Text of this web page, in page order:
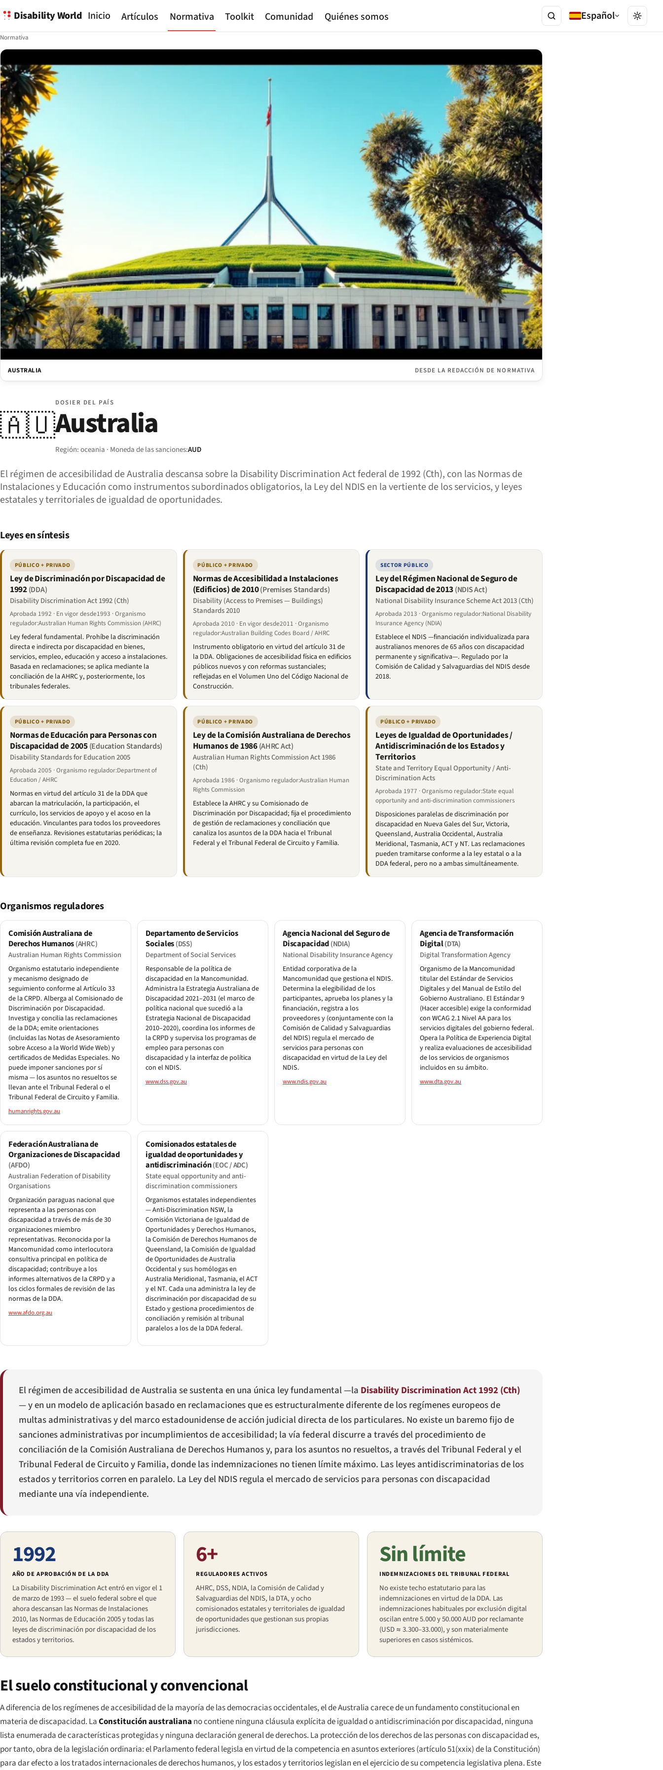
Disability World Inicio Artículos Normativa Toolkit Comunidad Quiénes somos Español
Normativa
AUSTRALIA DESDE LA REDACCIÓN DE NORMATIVA
🇦🇺
DOSIER DEL PAÍS
Australia
Región: oceania · Moneda de las sanciones:AUD
El régimen de accesibilidad de Australia descansa sobre la Disability Discrimination Act federal de 1992 (Cth), con las Normas de
Instalaciones y Educación como instrumentos subordinados obligatorios, la Ley del NDIS en la vertiente de los servicios, y leyes
estatales y territoriales de igualdad de oportunidades.
Leyes en síntesis
PÚBLICO + PRIVADO
Ley de Discriminación por Discapacidad de
1992(DDA)
Disability Discrimination Act 1992 (Cth)
Aprobada 1992 · En vigor desde1993 · Organismo
regulador:Australian Human Rights Commission (AHRC)
Ley federal fundamental. Prohíbe la discriminación
directa e indirecta por discapacidad en bienes,
servicios, empleo, educación y acceso a instalaciones.
Basada en reclamaciones; se aplica mediante la
conciliación de la AHRC y, posteriormente, los
tribunales federales.
PÚBLICO + PRIVADO
Normas de Accesibilidad a Instalaciones
(Edificios) de 2010(Premises Standards)
Disability (Access to Premises — Buildings)
Standards 2010
Aprobada 2010 · En vigor desde2011 · Organismo
regulador:Australian Building Codes Board / AHRC
Instrumento obligatorio en virtud del artículo 31 de
la DDA. Obligaciones de accesibilidad física en edificios
públicos nuevos y con reformas sustanciales;
reflejadas en el Volumen Uno del Código Nacional de
Construcción.
SECTOR PÚBLICO
Ley del Régimen Nacional de Seguro de
Discapacidad de 2013(NDIS Act)
National Disability Insurance Scheme Act 2013 (Cth)
Aprobada 2013 · Organismo regulador:National Disability
Insurance Agency (NDIA)
Establece el NDIS —financiación individualizada para
australianos menores de 65 años con discapacidad
permanente y significativa—. Regulado por la
Comisión de Calidad y Salvaguardias del NDIS desde
2018.
PÚBLICO + PRIVADO
Normas de Educación para Personas con
Discapacidad de 2005(Education Standards)
Disability Standards for Education 2005
Aprobada 2005 · Organismo regulador:Department of
Education / AHRC
Normas en virtud del artículo 31 de la DDA que
abarcan la matriculación, la participación, el
currículo, los servicios de apoyo y el acoso en la
educación. Vinculantes para todos los proveedores
de enseñanza. Revisiones estatutarias periódicas; la
última revisión completa fue en 2020.
PÚBLICO + PRIVADO
Ley de la Comisión Australiana de Derechos
Humanos de 1986(AHRC Act)
Australian Human Rights Commission Act 1986
(Cth)
Aprobada 1986 · Organismo regulador:Australian Human
Rights Commission
Establece la AHRC y su Comisionado de
Discriminación por Discapacidad; fija el procedimiento
de gestión de reclamaciones y conciliación que
canaliza los asuntos de la DDA hacia el Tribunal
Federal y el Tribunal Federal de Circuito y Familia.
PÚBLICO + PRIVADO
Leyes de Igualdad de Oportunidades /
Antidiscriminación de los Estados y
Territorios
State and Territory Equal Opportunity / Anti-
Discrimination Acts
Aprobada 1977 · Organismo regulador:State equal
opportunity and anti-discrimination commissioners
Disposiciones paralelas de discriminación por
discapacidad en Nueva Gales del Sur, Victoria,
Queensland, Australia Occidental, Australia
Meridional, Tasmania, ACT y NT. Las reclamaciones
pueden tramitarse conforme a la ley estatal o a la
DDA federal, pero no a ambas simultáneamente.
Organismos reguladores
Comisión Australiana de
Derechos Humanos(AHRC)
Australian Human Rights Commission
Organismo estatutario independiente
y mecanismo designado de
seguimiento conforme al Artículo 33
de la CRPD. Alberga al Comisionado de
Discriminación por Discapacidad.
Investiga y concilia las reclamaciones
de la DDA; emite orientaciones
(incluidas las Notas de Asesoramiento
sobre Acceso a la World Wide Web) y
certificados de Medidas Especiales. No
puede imponer sanciones por sí
misma — los asuntos no resueltos se
llevan ante el Tribunal Federal o el
Tribunal Federal de Circuito y Familia.
humanrights.gov.au
Departamento de Servicios
Sociales(DSS)
Department of Social Services
Responsable de la política de
discapacidad en la Mancomunidad.
Administra la Estrategia Australiana de
Discapacidad 2021–2031 (el marco de
política nacional que sucedió a la
Estrategia Nacional de Discapacidad
2010–2020), coordina los informes de
la CRPD y supervisa los programas de
empleo para personas con
discapacidad y la interfaz de política
con el NDIS.
www.dss.gov.au
Agencia Nacional del Seguro de
Discapacidad(NDIA)
National Disability Insurance Agency
Entidad corporativa de la
Mancomunidad que gestiona el NDIS.
Determina la elegibilidad de los
participantes, aprueba los planes y la
financiación, registra a los
proveedores y (conjuntamente con la
Comisión de Calidad y Salvaguardias
del NDIS) regula el mercado de
servicios para personas con
discapacidad en virtud de la Ley del
NDIS.
www.ndis.gov.au
Agencia de Transformación
Digital(DTA)
Digital Transformation Agency
Organismo de la Mancomunidad
titular del Estándar de Servicios
Digitales y del Manual de Estilo del
Gobierno Australiano. El Estándar 9
(Hacer accesible) exige la conformidad
con WCAG 2.1 Nivel AA para los
servicios digitales del gobierno federal.
Opera la Política de Experiencia Digital
y realiza evaluaciones de accesibilidad
de los servicios de organismos
incluidos en su ámbito.
www.dta.gov.au
Federación Australiana de
Organizaciones de Discapacidad
(AFDO)
Australian Federation of Disability
Organisations
Organización paraguas nacional que
representa a las personas con
discapacidad a través de más de 30
organizaciones miembro
representativas. Reconocida por la
Mancomunidad como interlocutora
consultiva principal en política de
discapacidad; contribuye a los
informes alternativos de la CRPD y a
los ciclos formales de revisión de las
normas de la DDA.
www.afdo.org.au
Comisionados estatales de
igualdad de oportunidades y
antidiscriminación(EOC / ADC)
State equal opportunity and anti-
discrimination commissioners
Organismos estatales independientes
— Anti-Discrimination NSW, la
Comisión Victoriana de Igualdad de
Oportunidades y Derechos Humanos,
la Comisión de Derechos Humanos de
Queensland, la Comisión de Igualdad
de Oportunidades de Australia
Occidental y sus homólogas en
Australia Meridional, Tasmania, el ACT
y el NT. Cada una administra la ley de
discriminación por discapacidad de su
Estado y gestiona procedimientos de
conciliación y remisión al tribunal
paralelos a los de la DDA federal.
El régimen de accesibilidad de Australia se sustenta en una única ley fundamental —la Disability Discrimination Act 1992 (Cth)
— y en un modelo de aplicación basado en reclamaciones que es estructuralmente diferente de los regímenes europeos de
multas administrativas y del marco estadounidense de acción judicial directa de los particulares. No existe un baremo fijo de
sanciones administrativas por incumplimientos de accesibilidad; la vía federal discurre a través del procedimiento de
conciliación de la Comisión Australiana de Derechos Humanos y, para los asuntos no resueltos, a través del Tribunal Federal y el
Tribunal Federal de Circuito y Familia, donde las indemnizaciones no tienen límite máximo. Las leyes antidiscriminatorias de los
estados y territorios corren en paralelo. La Ley del NDIS regula el mercado de servicios para personas con discapacidad
mediante una vía independiente.
1992
AÑO DE APROBACIÓN DE LA DDA
La Disability Discrimination Act entró en vigor el 1
de marzo de 1993 — el suelo federal sobre el que
ahora descansan las Normas de Instalaciones
2010, las Normas de Educación 2005 y todas las
leyes de discriminación por discapacidad de los
estados y territorios.
6+
REGULADORES ACTIVOS
AHRC, DSS, NDIA, la Comisión de Calidad y
Salvaguardias del NDIS, la DTA, y ocho
comisionados estatales y territoriales de igualdad
de oportunidades que gestionan sus propias
jurisdicciones.
Sin límite
INDEMNIZACIONES DEL TRIBUNAL FEDERAL
No existe techo estatutario para las
indemnizaciones en virtud de la DDA. Las
indemnizaciones habituales por exclusión digital
oscilan entre 5.000 y 50.000 AUD por reclamante
(USD ≈ 3.300–33.000), y son materialmente
superiores en casos sistémicos.
El suelo constitucional y convencional
A diferencia de los regímenes de accesibilidad de la mayoría de las democracias occidentales, el de Australia carece de un fundamento constitucional en
materia de discapacidad. LaConstitución australiana no contiene ninguna cláusula explícita de igualdad o antidiscriminación por discapacidad, ninguna
lista enumerada de características protegidas y ninguna declaración general de derechos. La protección de los derechos de las personas con discapacidad es,
por tanto, obra de la legislación ordinaria: el Parlamento federal legisla en virtud de la competencia en asuntos exteriores (artículo 51(xxix) de la Constitución)
para dar efecto a los tratados internacionales de derechos humanos, y los estados y territorios legislan en el ejercicio de su competencia legislativa plena. Este